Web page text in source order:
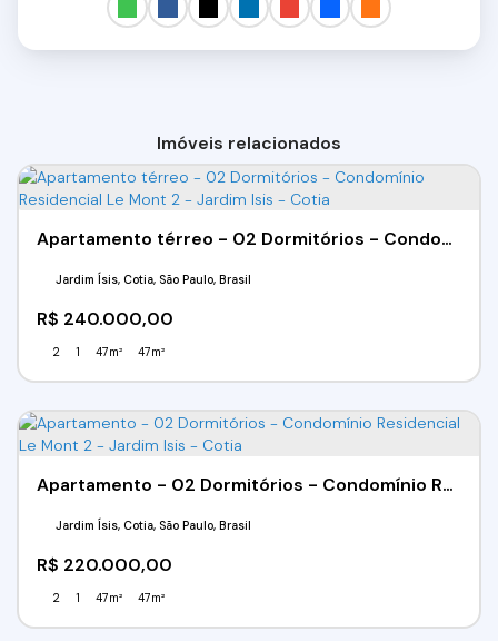
Imóveis relacionados
Apartamento térreo - 02 Dormitórios - Condomínio Residencial Le Mont 2 - Jardim Isis - Cotia
R$ 240.000,00
Jardim Ísis, Cotia, São Paulo, Brasil
2 1 47m² 47m²
Apartamento - 02 Dormitórios - Condomínio Residencial Le Mont 2 - Jardim Isis - Cotia
R$ 220.000,00
Jardim Ísis, Cotia, São Paulo, Brasil
2 1 47m² 47m²